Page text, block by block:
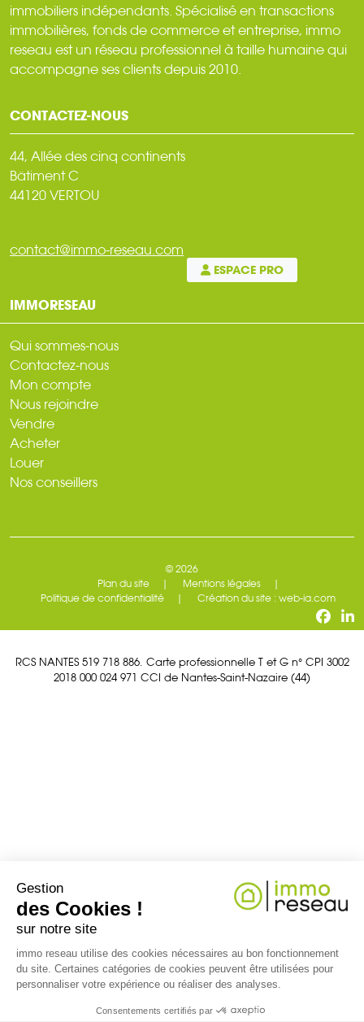
immobiliers indépendants. Spécialisé en transactions
immobilières, fonds de commerce et entreprise, immo
reseau est un réseau professionnel à taille humaine qui
accompagne ses clients depuis 2010.
CONTACTEZ-NOUS
44, Allée des cinq continents
Bâtiment C
44120 VERTOU
contact@immo-reseau.com
ESPACE PRO
IMMORESEAU
Qui sommes-nous
Contactez-nous
Mon compte
Nous rejoindre
Vendre
Acheter
Louer
Nos conseillers
© 2026
Plan du site
Mentions légales
Politique de confidentialité
Création du site : web-ia.com
RCS NANTES 519 718 886. Carte professionnelle T et G n° CPI 3002
2018 000 024 971 CCI de Nantes-Saint-Nazaire (44)
Gestion
des Cookies !
sur notre site
immo reseau utilise des cookies nécessaires au bon fonctionnement
du site. Certaines catégories de cookies peuvent être utilisées pour
personnaliser votre expérience ou réaliser des analyses.
Consentements certifiés par